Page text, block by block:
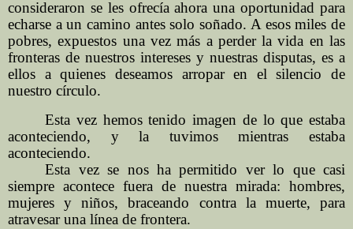
consideraron se les ofrecía ahora una oportunidad para
echarse a un camino antes solo soñado. A esos miles de
pobres, expuestos una vez más a perder la vida en las
fronteras de nuestros intereses y nuestras disputas, es a
ellos a quienes deseamos arropar en el silencio de
nuestro círculo.
Esta vez hemos tenido imagen de lo que estaba
aconteciendo, y la tuvimos mientras estaba
aconteciendo.
Esta vez se nos ha permitido ver lo que casi
siempre acontece fuera de nuestra mirada: hombres,
mujeres y niños, braceando contra la muerte, para
atravesar una línea de frontera.